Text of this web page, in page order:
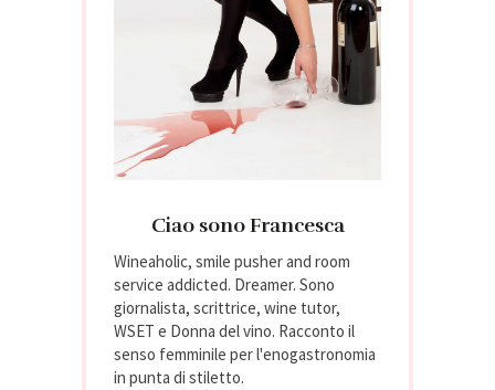
Ciao sono Francesca
Wineaholic, smile pusher and room
service addicted. Dreamer. Sono
giornalista, scrittrice, wine tutor,
WSET e Donna del vino. Racconto il
senso femminile per l'enogastronomia
in punta di stiletto.